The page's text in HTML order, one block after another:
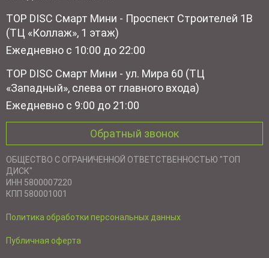
TOP DISC Смарт Мини - Проспект Строителей 1В
(ТЦ «Коллаж», 1 этаж)
Ежедневно с 10:00 до 22:00
TOP DISC Смарт Мини - ул. Мира 60 (ТЦ
«Западный», слева от главного входа)
Ежедневно с 9:00 до 21:00
Обратный звонок
ОБЩЕСТВО С ОГРАНИЧЕННОЙ ОТВЕТСТВЕННОСТЬЮ "ТОП
ДИСК"
ИНН 5800007220
КПП 580001001
Политика обработки персональных данных
Публичная оферта